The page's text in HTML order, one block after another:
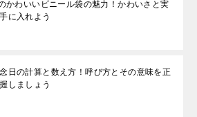
かわいいビニール袋の魅力！かわいさと実
に入れよう
日の計算と数え方！呼び方とその意味を正
しましょう